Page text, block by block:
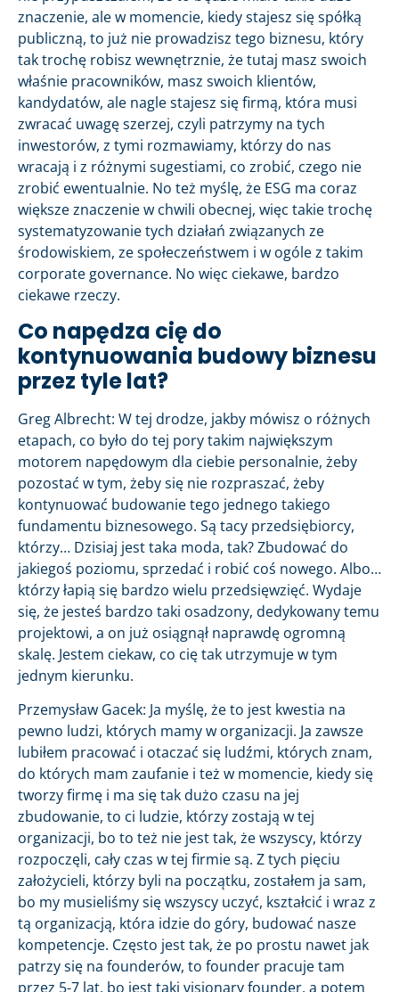
znaczenie, ale w momencie, kiedy stajesz się spółką
publiczną, to już nie prowadzisz tego biznesu, który
tak trochę robisz wewnętrznie, że tutaj masz swoich
właśnie pracowników, masz swoich klientów,
kandydatów, ale nagle stajesz się firmą, która musi
zwracać uwagę szerzej, czyli patrzymy na tych
inwestorów, z tymi rozmawiamy, którzy do nas
wracają i z różnymi sugestiami, co zrobić, czego nie
zrobić ewentualnie. No też myślę, że ESG ma coraz
większe znaczenie w chwili obecnej, więc takie trochę
systematyzowanie tych działań związanych ze
środowiskiem, ze społeczeństwem i w ogóle z takim
corporate governance. No więc ciekawe, bardzo
ciekawe rzeczy.
Co napędza cię do
kontynuowania budowy biznesu
przez tyle lat?
Greg Albrecht: W tej drodze, jakby mówisz o różnych
etapach, co było do tej pory takim największym
motorem napędowym dla ciebie personalnie, żeby
pozostać w tym, żeby się nie rozpraszać, żeby
kontynuować budowanie tego jednego takiego
fundamentu biznesowego. Są tacy przedsiębiorcy,
którzy… Dzisiaj jest taka moda, tak? Zbudować do
jakiegoś poziomu, sprzedać i robić coś nowego. Albo…
którzy łapią się bardzo wielu przedsięwzięć. Wydaje
się, że jesteś bardzo taki osadzony, dedykowany temu
projektowi, a on już osiągnął naprawdę ogromną
skalę. Jestem ciekaw, co cię tak utrzymuje w tym
jednym kierunku.
Przemysław Gacek: Ja myślę, że to jest kwestia na
pewno ludzi, których mamy w organizacji. Ja zawsze
lubiłem pracować i otaczać się ludźmi, których znam,
do których mam zaufanie i też w momencie, kiedy się
tworzy firmę i ma się tak dużo czasu na jej
zbudowanie, to ci ludzie, którzy zostają w tej
organizacji, bo to też nie jest tak, że wszyscy, którzy
rozpoczęli, cały czas w tej firmie są. Z tych pięciu
założycieli, którzy byli na początku, zostałem ja sam,
bo my musieliśmy się wszyscy uczyć, kształcić i wraz z
tą organizacją, która idzie do góry, budować nasze
kompetencje. Często jest tak, że po prostu nawet jak
patrzy się na founderów, to founder pracuje tam
przez 5-7 lat, bo jest taki visionary founder, a potem